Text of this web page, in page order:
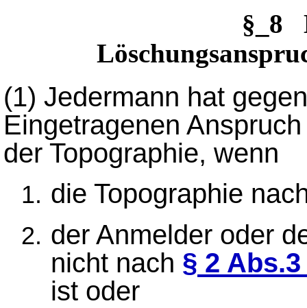
§_8
(1) Jedermann hat
Eingetragenen
der Topographie, wenn
die Topographie
der Anmelder oder
nicht nach § 2
ist oder